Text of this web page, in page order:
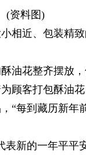
(资料图)
相近、包装精
油花整齐摆放
顾客打包酥油花
“每到藏历新年
新的一年平平